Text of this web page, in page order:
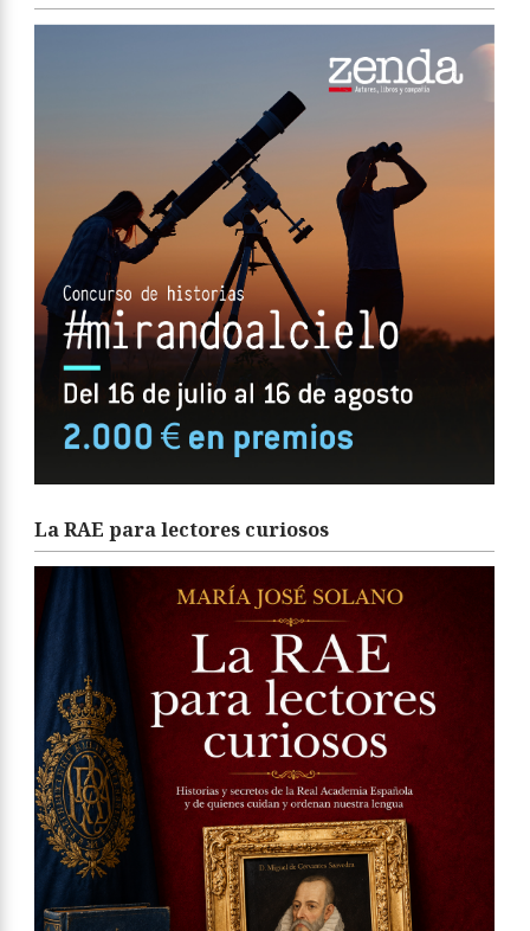
La RAE para lectores curiosos